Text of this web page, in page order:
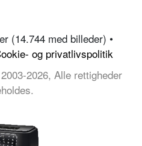
(14.744 med billeder) •
og privatlivspolitik
2026, Alle rettigheder